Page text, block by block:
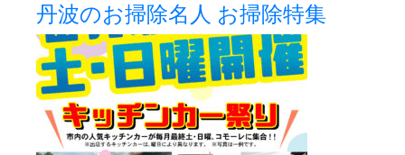
丹波のお掃除名人 お掃除特集